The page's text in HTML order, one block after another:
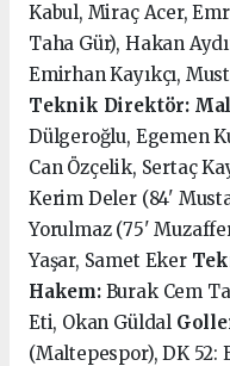
Kabul, Miraç Acer,
Taha Gür), Hakan
Emirhan Kayıkçı,
Teknik Direktör:
Dülgeroğlu, Egemen
Can Özçelik, Sertaç
Kerim Deler (84'
Yorulmaz (75'
Yaşar, Samet Eker
Hakem:Burak Cem
Eti, Okan Güldal
(Maltepespor), DK 52: